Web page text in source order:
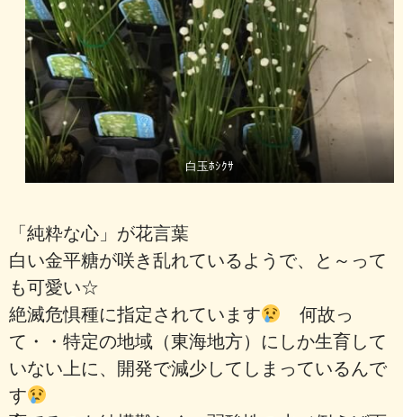
白玉ﾎｼｸｻ
「純粋な心」 が花言葉
白い金平糖が咲き乱れているようで、と～って
も可愛い☆
絶滅危惧種に指定されています
何故っ
て・・特定の地域（東海地方）にしか生育して
いない上に、開発で減少してしまっているんで
す